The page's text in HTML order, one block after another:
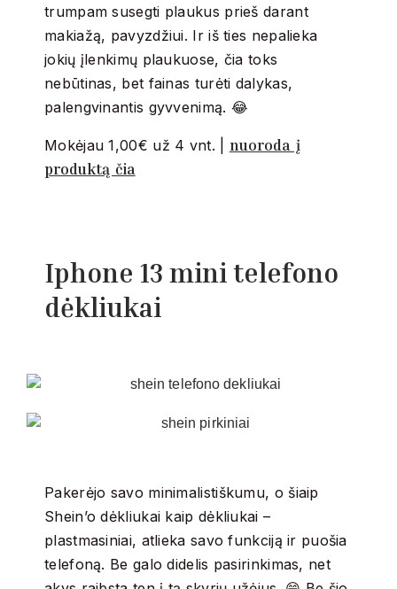
trumpam susegti plaukus prieš darant
makiažą, pavyzdžiui. Ir iš ties nepalieka
jokių įlenkimų plaukuose, čia toks
nebūtinas, bet fainas turėti dalykas,
palengvinantis gyvvenimą. 😂
Mokėjau 1,00€ už 4 vnt. | nuoroda į
produktą čia
Iphone 13 mini telefono
dėkliukai
Pakerėjo savo minimalistiškumu, o šiaip
Shein’o dėkliukai kaip dėkliukai –
plastmasiniai, atlieka savo funkciją ir puošia
telefoną. Be galo didelis pasirinkimas, net